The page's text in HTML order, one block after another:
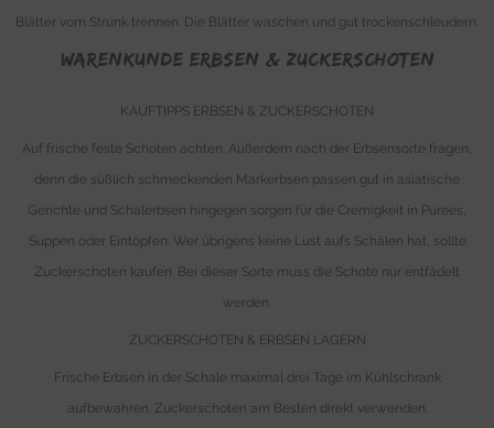
Blätter vom Strunk trennen. Die Blätter waschen und gut trockenschleudern.
WARENKUNDE Erbsen & Zuckerschoten
KAUFTIPPS ERBSEN & ZUCKERSCHOTEN
Auf frische feste Schoten achten. Außerdem nach der Erbsensorte fragen,
denn die süßlich schmeckenden Markerbsen passen gut in asiatische
Gerichte und Schalerbsen hingegen sorgen für die Cremigkeit in Pürees,
Suppen oder Eintöpfen. Wer übrigens keine Lust aufs Schälen hat, sollte
Zuckerschoten kaufen. Bei dieser Sorte muss die Schote nur entfädelt
werden.
ZUCKERSCHOTEN & ERBSEN LAGERN
Frische Erbsen in der Schale maximal drei Tage im Kühlschrank
aufbewahren. Zuckerschoten am Besten direkt verwenden.